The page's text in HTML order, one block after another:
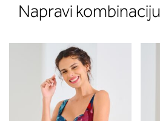
Napravi kombinaciju